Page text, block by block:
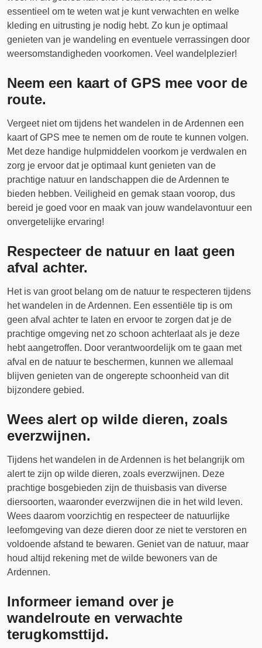
essentieel om te weten wat je kunt verwachten en welke
kleding en uitrusting je nodig hebt. Zo kun je optimaal
genieten van je wandeling en eventuele verrassingen door
weersomstandigheden voorkomen. Veel wandelplezier!
Neem een kaart of GPS mee voor de
route.
Vergeet niet om tijdens het wandelen in de Ardennen een
kaart of GPS mee te nemen om de route te kunnen volgen.
Met deze handige hulpmiddelen voorkom je verdwalen en
zorg je ervoor dat je optimaal kunt genieten van de
prachtige natuur en landschappen die de Ardennen te
bieden hebben. Veiligheid en gemak staan voorop, dus
bereid je goed voor en maak van jouw wandelavontuur een
onvergetelijke ervaring!
Respecteer de natuur en laat geen
afval achter.
Het is van groot belang om de natuur te respecteren tijdens
het wandelen in de Ardennen. Een essentiële tip is om
geen afval achter te laten en ervoor te zorgen dat je de
prachtige omgeving net zo schoon achterlaat als je deze
hebt aangetroffen. Door verantwoordelijk om te gaan met
afval en de natuur te beschermen, kunnen we allemaal
blijven genieten van de ongerepte schoonheid van dit
bijzondere gebied.
Wees alert op wilde dieren, zoals
everzwijnen.
Tijdens het wandelen in de Ardennen is het belangrijk om
alert te zijn op wilde dieren, zoals everzwijnen. Deze
prachtige bosgebieden zijn de thuisbasis van diverse
diersoorten, waaronder everzwijnen die in het wild leven.
Wees daarom voorzichtig en respecteer de natuurlijke
leefomgeving van deze dieren door ze niet te verstoren en
voldoende afstand te bewaren. Geniet van de natuur, maar
houd altijd rekening met de wilde bewoners van de
Ardennen.
Informeer iemand over je
wandelroute en verwachte
terugkomsttijd.